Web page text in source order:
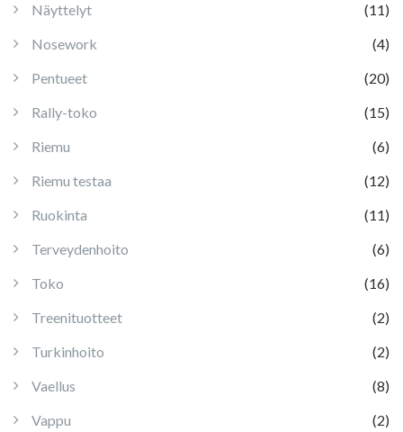
Näyttelyt
(11)
Nosework
(4)
Pentueet
(20)
Rally-toko
(15)
Riemu
(6)
Riemu testaa
(12)
Ruokinta
(11)
Terveydenhoito
(6)
Toko
(16)
Treenituotteet
(2)
Turkinhoito
(2)
Vaellus
(8)
Vappu
(2)